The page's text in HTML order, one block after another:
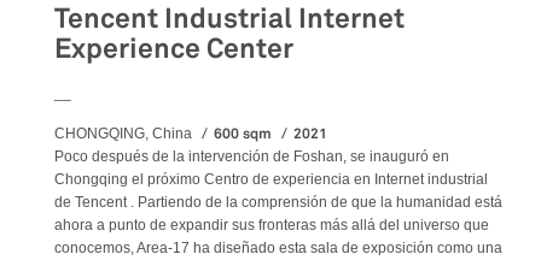
Tencent Industrial Internet
Experience Center
CHONGQING, China 600 sqm 2021
Poco después de la intervención de Foshan, se inauguró en
Chongqing el próximo Centro de experiencia en Internet industrial
de Tencent . Partiendo de la comprensión de que la humanidad está
ahora a punto de expandir sus fronteras más allá del universo que
conocemos, Area-17 ha diseñado esta sala de exposición como una